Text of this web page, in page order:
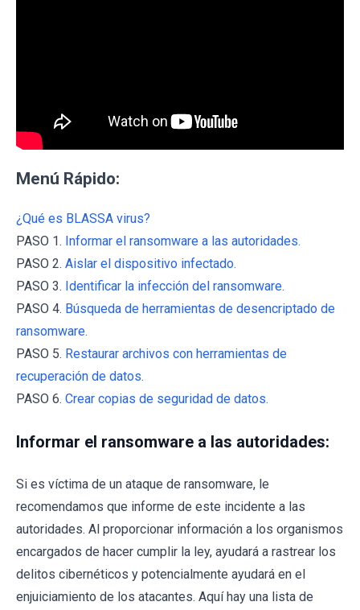
Menú Rápido:
¿Qué es BLASSA virus?
PASO 1. Informar el ransomware a las autoridades.
PASO 2. Aislar el dispositivo infectado.
PASO 3. Identificar la infección del ransomware.
PASO 4. Búsqueda de herramientas de desencriptado de
ransomware.
PASO 5. Restaurar archivos con herramientas de
recuperación de datos.
PASO 6. Crear copias de seguridad de datos.
Informar el ransomware a las autoridades:
Si es víctima de un ataque de ransomware, le
recomendamos que informe de este incidente a las
autoridades. Al proporcionar información a los organismos
encargados de hacer cumplir la ley, ayudará a rastrear los
delitos cibernéticos y potencialmente ayudará en el
enjuiciamiento de los atacantes. Aquí hay una lista de